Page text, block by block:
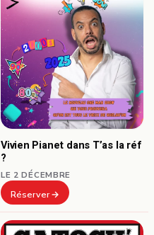
Vivien Pianet dans T’as la réf
?
LE 2 DÉCEMBRE
Réserver